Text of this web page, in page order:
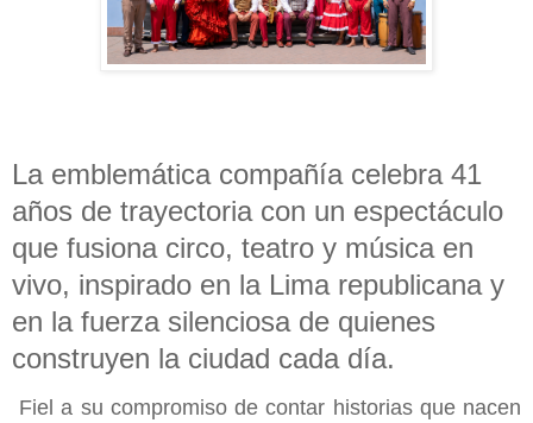
La emblemática compañía celebra 41
años de trayectoria con un espectáculo
que fusiona circo, teatro y música en
vivo, inspirado en la Lima republicana y
en la fuerza silenciosa de quienes
construyen la ciudad cada día.
Fiel a su compromiso de contar historias que nacen